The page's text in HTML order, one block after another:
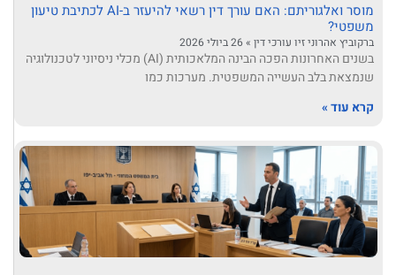
מוסר ואלגוריתם: האם עורך דין רשאי להיעזר ב-AI לכתיבת טיעון
משפטי?
ברקוביץ אהרוני זיו עורכי דין
בשנים האחרונות הפכה הבינה המלאכותית (AI) מכלי ניסיוני לטכנולוגיה
שנמצאת בלב העשייה המשפטית. מערכות כמו
קרא עוד »